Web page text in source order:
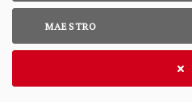
MAESTRO